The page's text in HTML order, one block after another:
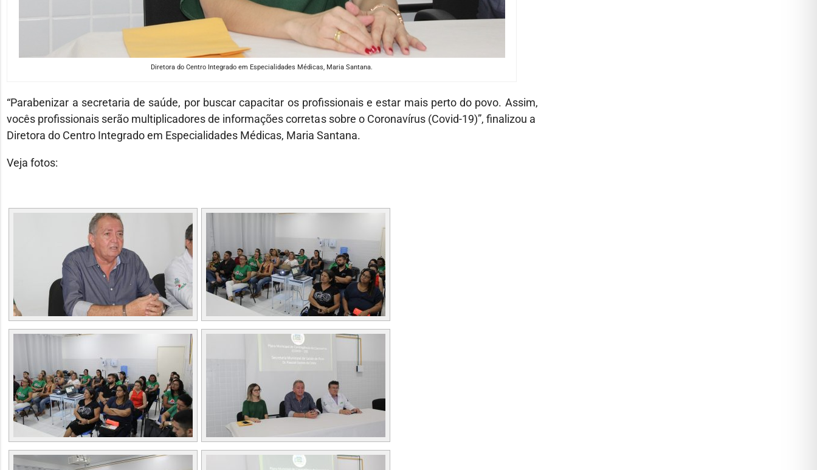
Diretora do Centro Integrado em Especialidades Médicas, Maria Santana.
“Parabenizar a secretaria de saúde, por buscar capacitar os profissionais e estar mais perto do povo. Assim,
vocês profissionais serão multiplicadores de informações corretas sobre o Coronavírus (Covid-19)”, finalizou a
Diretora do Centro Integrado em Especialidades Médicas, Maria Santana.
Veja fotos: